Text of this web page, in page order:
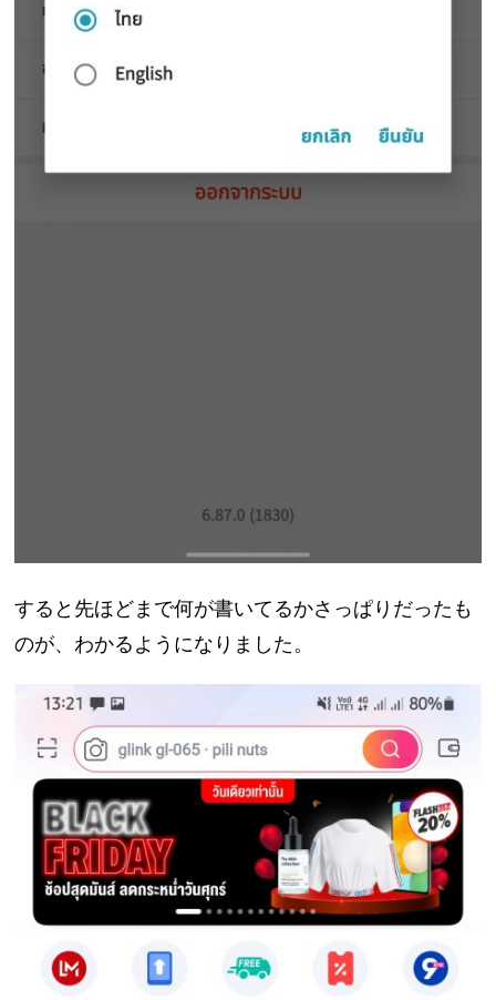
すると先ほどまで何が書いてるかさっぱりだったも
のが、わかるようになりました。